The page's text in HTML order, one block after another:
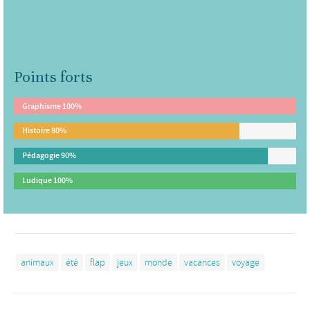
Points forts
Graphisme100%
Histoire80%
Pédagogie90%
Ludique100%
animaux été flap jeux monde vacances voyage